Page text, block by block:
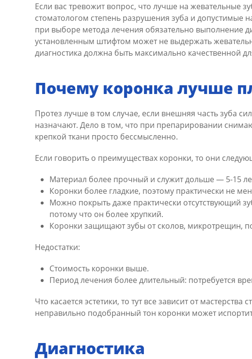
Если вас тревожит вопрос, что лучше на жевательные
стоматологом степень разрушения зуба и допустимые
при выборе метода лечения обязательно выполнение
установленным штифтом может не выдержать
диагностика должна быть максимально качественной
Почему коронка лучше
Протез лучше в том случае, если внешняя часть зуба
назначают. Дело в том, что при препарировании
крепкой ткани просто бессмысленно.
Если говорить о преимуществах коронки, то они
Материал более прочный и служит дольше — 5-15
Коронки более гладкие, поэтому практически не
Можно покрыть даже практически отсутствующий
потому что он более хрупкий.
Коронки защищают зубы от сколов, микротрещин,
Недостатки:
Стоимость коронки выше.
Период лечения более длительный: потребуется
Что касается эстетики, то тут все зависит от
неправильно подобранный тон коронки может
Диагностика